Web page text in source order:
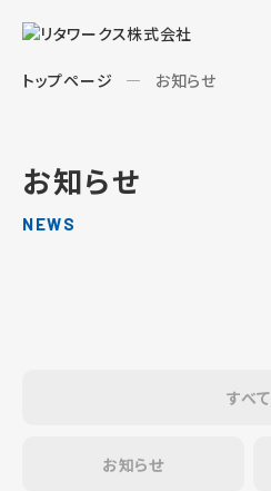
トップページ お知らせ
お知らせ
NEWS
すべて
お知らせ